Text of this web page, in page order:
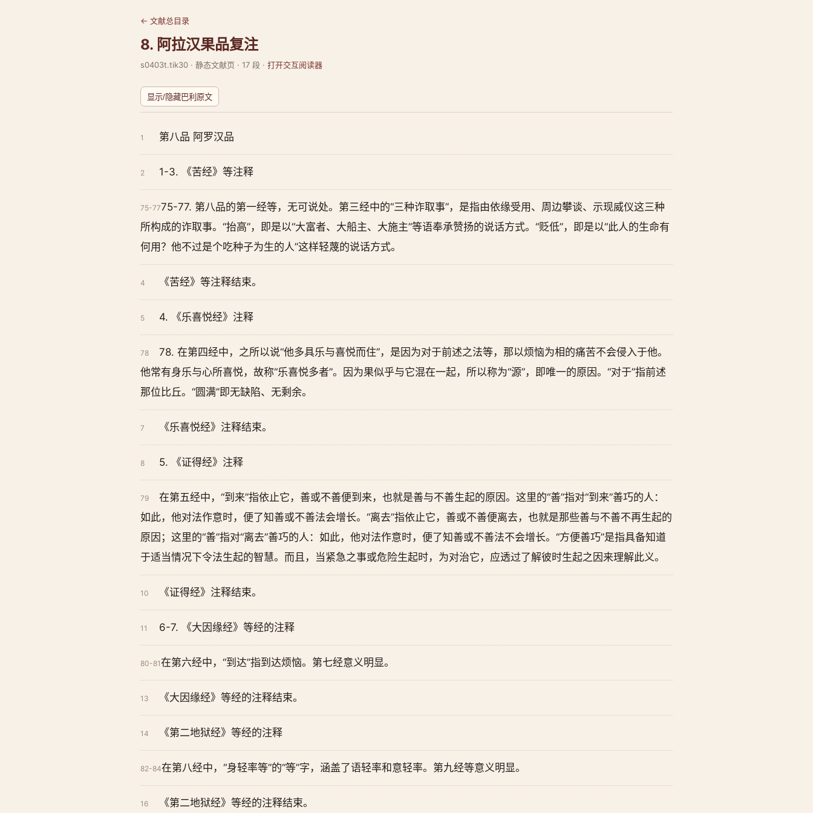
← 文献总目录
8. 阿拉汉果品复注
s0403t.tik30 · 静态文献页 · 17 段 · 打开交互阅读器
显示/隐藏巴利原文
1 第八品 阿罗汉品
2 1-3. 《苦经》等注释
75-7775-77. 第八品的第一经等，无可说处。第三经中的“三种诈取事”，是指由依缘受用、周边攀谈、示现威仪这三种
所构成的诈取事。“抬高”，即是以“大富者、大船主、大施主”等语奉承赞扬的说话方式。“贬低”，即是以“此人的生命有
何用？他不过是个吃种子为生的人”这样轻蔑的说话方式。
4 《苦经》等注释结束。
5 4. 《乐喜悦经》注释
78
78. 在第四经中，之所以说“他多具乐与喜悦而住”，是因为对于前述之法等，那以烦恼为相的痛苦不会侵入于他。
他常有身乐与心所喜悦，故称“乐喜悦多者”。因为果似乎与它混在一起，所以称为“源”，即唯一的原因。“对于”指前述
那位比丘。“圆满”即无缺陷、无剩余。
7 《乐喜悦经》注释结束。
8 5. 《证得经》注释
79
在第五经中，“到来”指依止它，善或不善便到来，也就是善与不善生起的原因。这里的“善”指对“到来”善巧的人：
如此，他对法作意时，便了知善或不善法会增长。“离去”指依止它，善或不善便离去，也就是那些善与不善不再生起的
原因；这里的“善”指对“离去”善巧的人：如此，他对法作意时，便了知善或不善法不会增长。“方便善巧”是指具备知道
于适当情况下令法生起的智慧。而且，当紧急之事或危险生起时，为对治它，应透过了解彼时生起之因来理解此义。
10 《证得经》注释结束。
11 6-7. 《大因缘经》等经的注释
80-81在第六经中，“到达”指到达烦恼。第七经意义明显。
13 《大因缘经》等经的注释结束。
14 《第二地狱经》等经的注释
82-84在第八经中，“身轻率等”的“等”字，涵盖了语轻率和意轻率。第九经等意义明显。
16 《第二地狱经》等经的注释结束。